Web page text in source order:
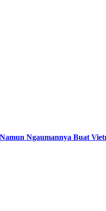
Ngaumannya Buat